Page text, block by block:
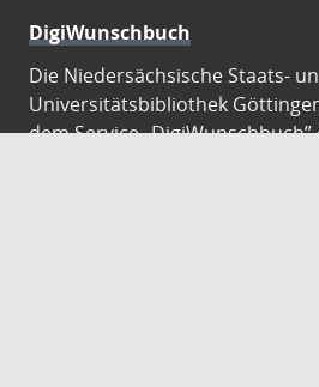
DigiWunschbuch
Die Niedersächsische Staats-
Universitätsbibliothek
dem Service